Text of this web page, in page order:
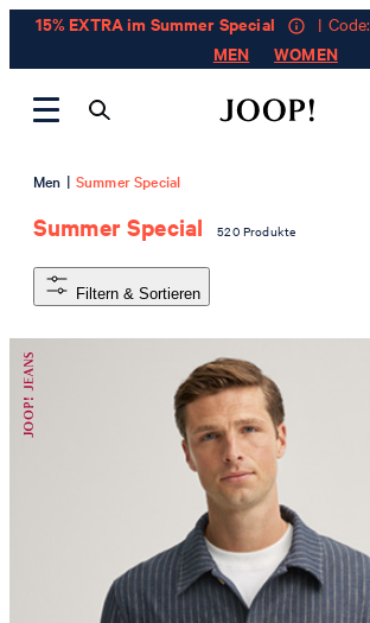
15% EXTRA im Summer Special | Code:
MEN
WOMEN
Men | Summer Special
Summer Special 520 Produkte
Filtern & Sortieren